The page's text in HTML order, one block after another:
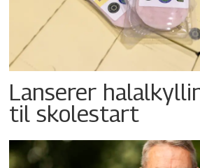
Lanserer
til skolestart